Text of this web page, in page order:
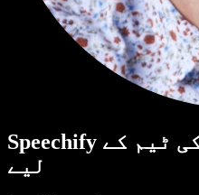
Speechify اسٹوڈیو ہر سائز کی ٹیم کے
لیے